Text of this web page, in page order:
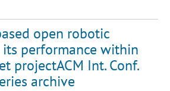
open robotic
performance within
projectACM Int. Conf.
archive